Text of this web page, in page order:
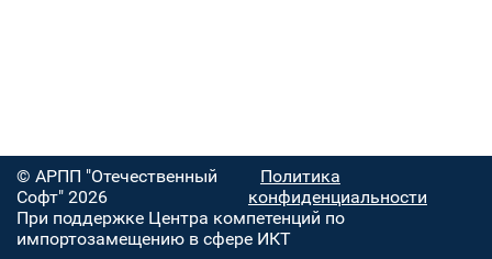
© АРПП "Отечественный
Софт" 2026
Политика
конфиденциальности
При поддержке Центра компетенций по
импортозамещению в сфере ИКТ